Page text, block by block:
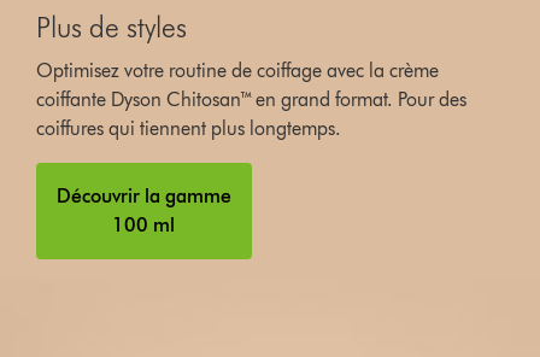
Plus de styles
Optimisez votre routine de coiffage avec la crème
coiffante Dyson Chitosan™ en grand format. Pour des
coiffures qui tiennent plus longtemps.
Découvrir la gamme
100 ml